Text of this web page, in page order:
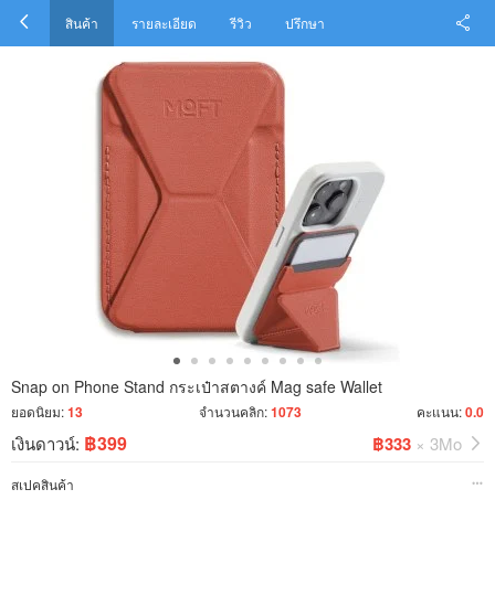
สินค้า รายละเอียด รีวิว ปรึกษา
Snap on Phone Stand กระเป๋าสตางค์ Mag safe Wallet
ยอดนิยม:13 จำนวนคลิก:1073 คะแนน:0.0
เงินดาวน์: ฿399 ฿333 × 3Mo
สเปคสินค้า